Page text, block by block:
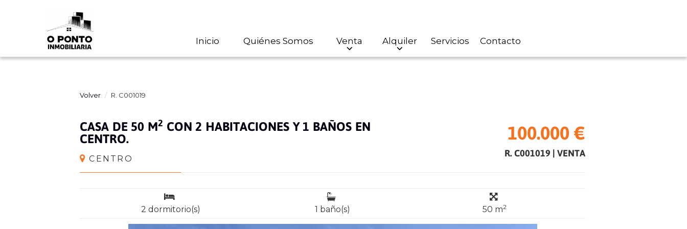
Inicio Quiénes Somos Venta Alquiler Servicios Contacto
Volver R. C001019
CASA DE 50 M2 CON 2 HABITACIONES Y 1 BAÑOS EN
CENTRO.
CENTRO
100.000 €
R. C001019 | VENTA
2 dormitorio(s) 1 baño(s) 50 m2